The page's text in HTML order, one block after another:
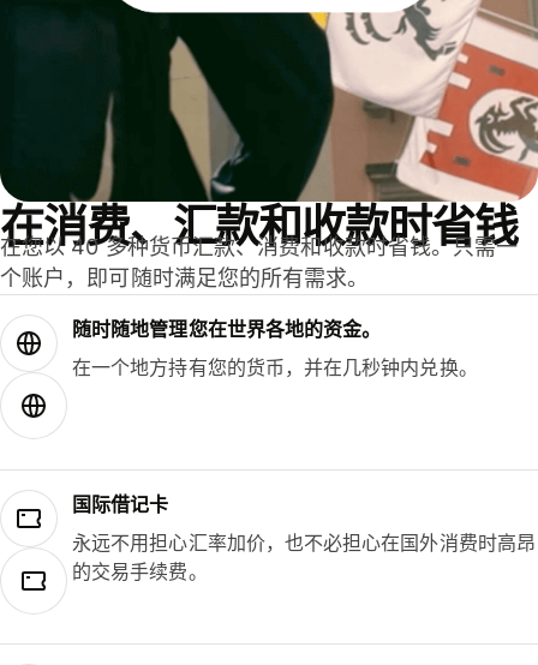
在消费、汇款和收款时省钱
在您以 40 多种货币汇款、消费和收款时省钱。只需一
个账户，即可随时满足您的所有需求。
随时随地管理您在世界各地的资金。
在一个地方持有您的货币，并在几秒钟内兑换。
国际借记卡
永远不用担心汇率加价，也不必担心在国外消费时高昂
的交易手续费。